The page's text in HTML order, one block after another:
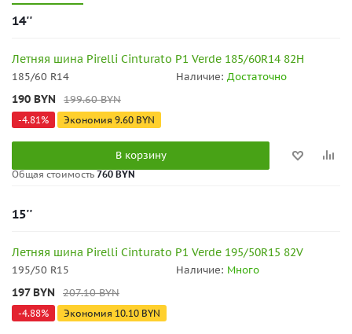
14''
Летняя шина Pirelli Cinturato P1 Verde 185/60R14 82H
185/60 R14 Наличие: Достаточно
190 BYN 199.60BYN
-4.81% Экономия 9.60 BYN
В корзину
Общая стоимость 760 BYN
15''
Летняя шина Pirelli Cinturato P1 Verde 195/50R15 82V
195/50 R15 Наличие: Много
197BYN 207.10BYN
-4.88% Экономия 10.10 BYN